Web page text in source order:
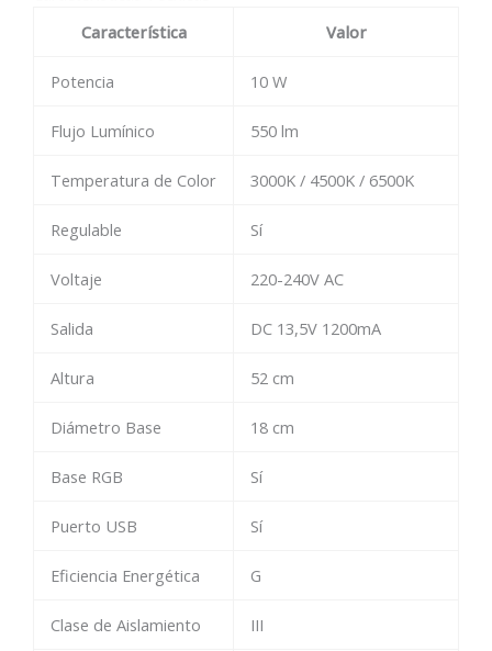
Característica
Valor
Potencia 10 W
Flujo Lumínico 550 lm
Temperatura de Color 3000K / 4500K / 6500K
Regulable Sí
Voltaje 220-240V AC
Salida DC 13,5V 1200mA
Altura 52 cm
Diámetro Base 18 cm
Base RGB Sí
Puerto USB Sí
Eficiencia Energética G
Clase de Aislamiento III